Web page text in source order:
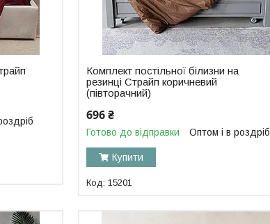
Комплект постільної білизни на
резинці Страйп коричневий
(півторачний)
696 ₴
Готово до відправки Оптом і в роздріб
Купити
15201